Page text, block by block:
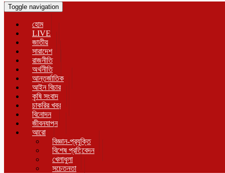
Toggle navigation
হোম
LIVE
জাতীয়
সারাদেশ
রাজনীতি
অর্থনীতি
আন্তর্জাতিক
আইন বিচার
কৃষি সংবাদ
চাকরির খবর
বিনোদন
জীবনযাপন
আরো
বিজ্ঞান-প্রযুক্তি
বিশেষ প্রতিবেদন
খেলাধুলা
সচেতনতা